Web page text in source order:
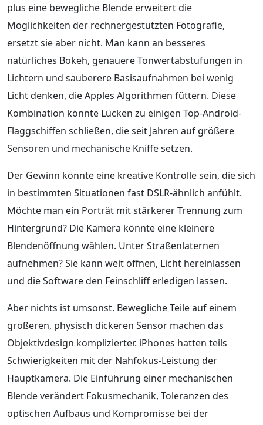
plus eine bewegliche Blende erweitert die
Möglichkeiten der rechnergestützten Fotografie,
ersetzt sie aber nicht. Man kann an besseres
natürliches Bokeh, genauere Tonwertabstufungen in
Lichtern und sauberere Basisaufnahmen bei wenig
Licht denken, die Apples Algorithmen füttern. Diese
Kombination könnte Lücken zu einigen Top-Android-
Flaggschiffen schließen, die seit Jahren auf größere
Sensoren und mechanische Kniffe setzen.
Der Gewinn könnte eine kreative Kontrolle sein, die sich
in bestimmten Situationen fast DSLR-ähnlich anfühlt.
Möchte man ein Porträt mit stärkerer Trennung zum
Hintergrund? Die Kamera könnte eine kleinere
Blendenöffnung wählen. Unter Straßenlaternen
aufnehmen? Sie kann weit öffnen, Licht hereinlassen
und die Software den Feinschliff erledigen lassen.
Aber nichts ist umsonst. Bewegliche Teile auf einem
größeren, physisch dickeren Sensor machen das
Objektivdesign komplizierter. iPhones hatten teils
Schwierigkeiten mit der Nahfokus-Leistung der
Hauptkamera. Die Einführung einer mechanischen
Blende verändert Fokusmechanik, Toleranzen des
optischen Aufbaus und Kompromisse bei der